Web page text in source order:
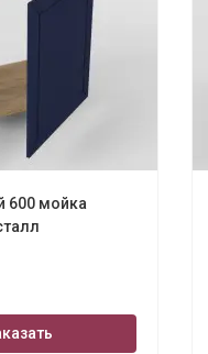
600 мойка